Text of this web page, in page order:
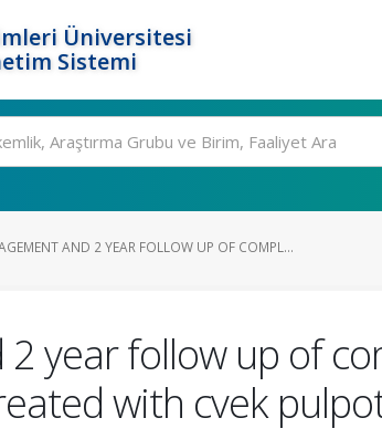
Üniversitesi
Sistemi
AND 2 YEAR FOLLOW UP OF COMPL...
year follow up of
with cvek